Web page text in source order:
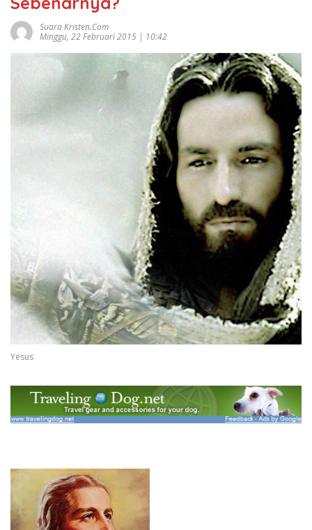
Suara Kristen.com
Minggu, 22 Februari 2015 | 10:42
Yesus